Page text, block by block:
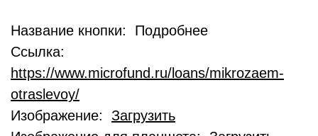
Название кнопки: Подробнее
Ссылка:
https://www.microfund.ru/loans/mikrozaem-
otraslevoy/
Изображение: Загрузить